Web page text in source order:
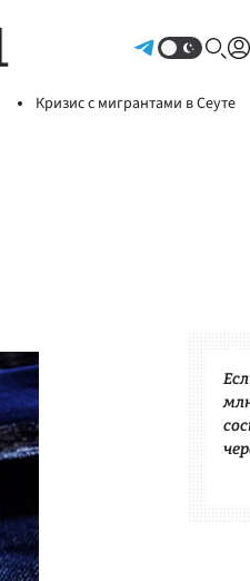
Кризис с мигрантами в Сеуте